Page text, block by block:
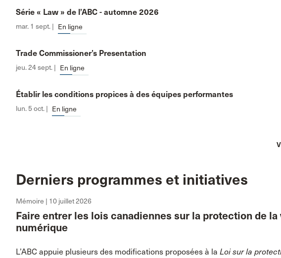
Série « Law » de l’ABC - automne 2026
mar. 1 sept. | En ligne
Trade Commissioner’s Presentation
jeu. 24 sept. | En ligne
Établir les conditions propices à des équipes performantes
lun. 5 oct. | En ligne
Derniers programmes et initiatives
Mémoire | 10 juillet 2026
Faire entrer les lois canadiennes sur la protection de
numérique
L’ABC appuie plusieurs des modifications proposées à la Loi sur la